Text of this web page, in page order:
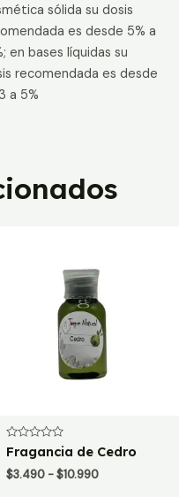
sólida su dosis
es desde 5% a
en bases líquidas su
recomendada es desde
a 5%
Valorado
con
0
de
Fragancia de Cedro
$3.490 - $10.990Rango